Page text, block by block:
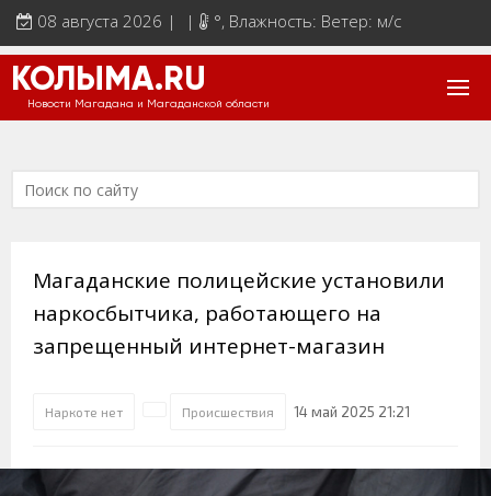
08 августа 2026 | | °, Влажность: Ветер: м/с
КОЛЫМА.RU
Новости Магадана и Магаданской области
Магаданские полицейские установили
наркосбытчика, работающего на
запрещенный интернет-магазин
Наркоте нет Происшествия 14 май 2025 21:21